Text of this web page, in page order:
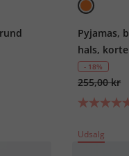
Pyjamas,
hals,
- 18%
255,00 kr
Udsalg